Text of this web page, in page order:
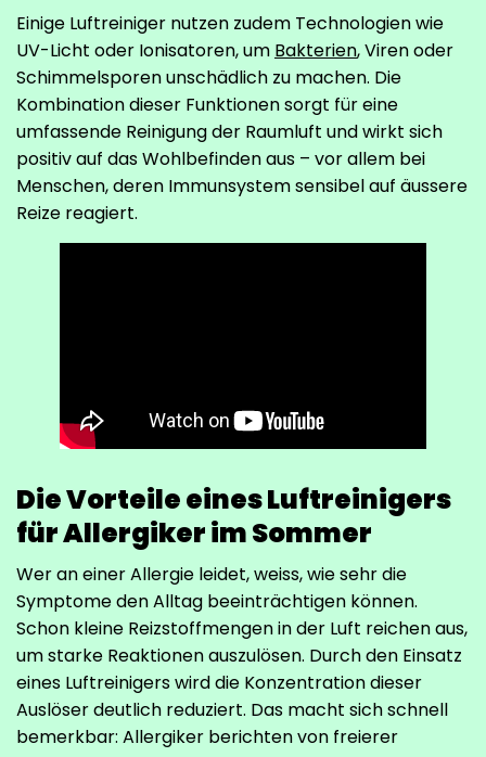
Einige Luftreiniger nutzen zudem Technologien wie
UV-Licht oder Ionisatoren, um Bakterien, Viren oder
Schimmelsporen unschädlich zu machen. Die
Kombination dieser Funktionen sorgt für eine
umfassende Reinigung der Raumluft und wirkt sich
positiv auf das Wohlbefinden aus – vor allem bei
Menschen, deren Immunsystem sensibel auf äussere
Reize reagiert.
Die Vorteile eines Luftreinigers
für Allergiker im Sommer
Wer an einer Allergie leidet, weiss, wie sehr die
Symptome den Alltag beeinträchtigen können.
Schon kleine Reizstoffmengen in der Luft reichen aus,
um starke Reaktionen auszulösen. Durch den Einsatz
eines Luftreinigers wird die Konzentration dieser
Auslöser deutlich reduziert. Das macht sich schnell
bemerkbar: Allergiker berichten von freierer